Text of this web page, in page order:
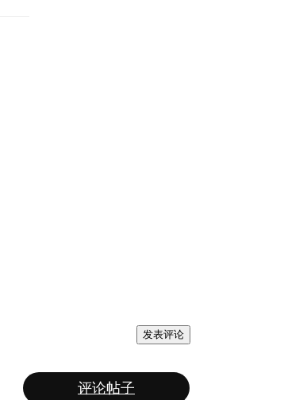
发表评论
评论帖子